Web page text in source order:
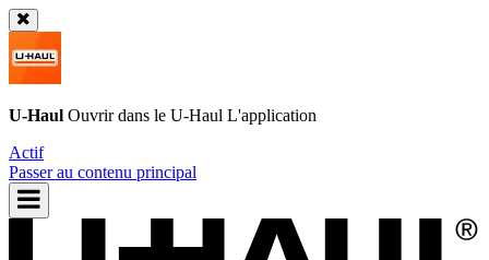
U-Haul Ouvrir dans le U-Haul L'application
Actif
Passer au contenu principal